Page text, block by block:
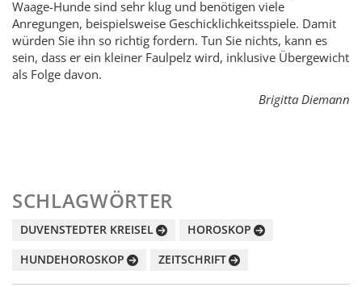
Waage-Hunde sind sehr klug und benötigen viele
Anregungen, beispielsweise Geschicklichkeitsspiele. Damit
würden Sie ihn so richtig fordern. Tun Sie nichts, kann es
sein, dass er ein kleiner Faulpelz wird, inklusive Übergewicht
als Folge davon.
Brigitta Diemann
SCHLAGWÖRTER
DUVENSTEDTER KREISEL
HOROSKOP
HUNDEHOROSKOP
ZEITSCHRIFT